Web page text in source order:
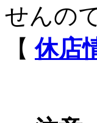
せんの
【休店